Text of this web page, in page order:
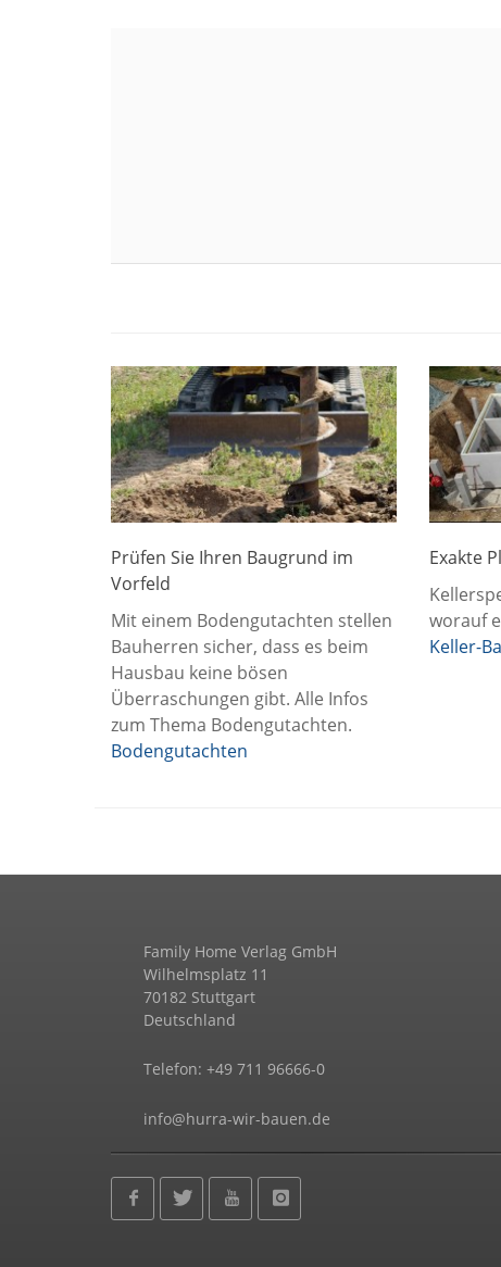
Prüfen Sie Ihren Baugrund im
Vorfeld
Mit einem Bodengutachten stellen
Bauherren sicher, dass es beim
Hausbau keine bösen
Überraschungen gibt. Alle Infos
zum Thema Bodengutachten.
Bodengutachten
Exakte
worauf
Keller-
Family Home Verlag GmbH
Wilhelmsplatz 11
70182 Stuttgart
Deutschland
Telefon: +49 711 96666-0
info@hurra-wir-bauen.de